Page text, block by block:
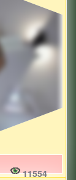
11554